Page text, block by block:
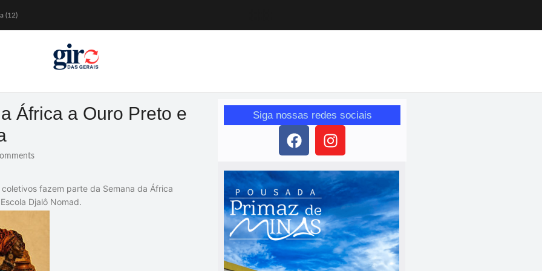
(12)
de glicose
África a Ouro Preto e
fazem parte da Semana da África
Djalô Nomad.
Siga nossas redes sociais